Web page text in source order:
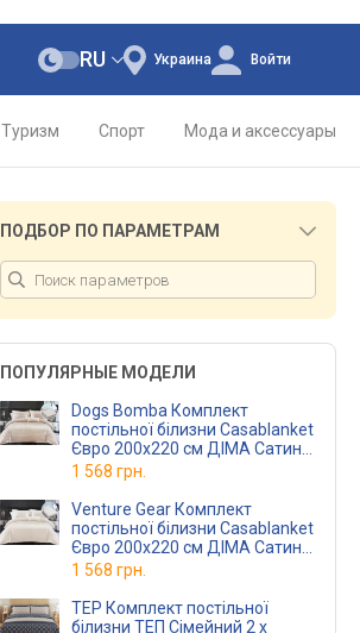
Украина
RU Войти
Туризм Спорт Мода и аксессуары
ПОДБОР ПО ПАРАМЕТРАМ
ПОПУЛЯРНЫЕ МОДЕЛИ
Dogs Bomba Комплект
постільної білизни Casablanket
Євро 200х220 см ДІМА Сатин-
Страйп бежевий
(2,0 Страйп ДІМАбеж)
1 568 грн.
Venture Gear Комплект
постільної білизни Casablanket
Євро 200х220 см ДІМА Сатин-
Страйп молочний
(2,0 Страйп ДІМАмолочний)
1 568 грн.
TEP Комплект постільної
білизни ТЕП Сімейний 2 х